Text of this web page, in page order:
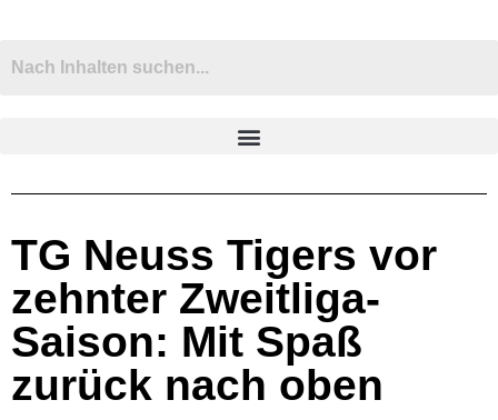
TG Neuss Tigers vor
zehnter Zweitliga-
Saison: Mit Spaß
zurück nach oben